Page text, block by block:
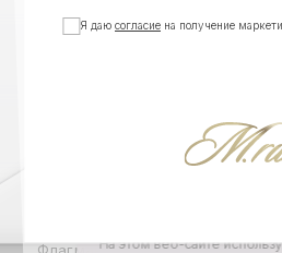
ИП
ИНН
Я даю согласие на получение
На этом веб-сайте